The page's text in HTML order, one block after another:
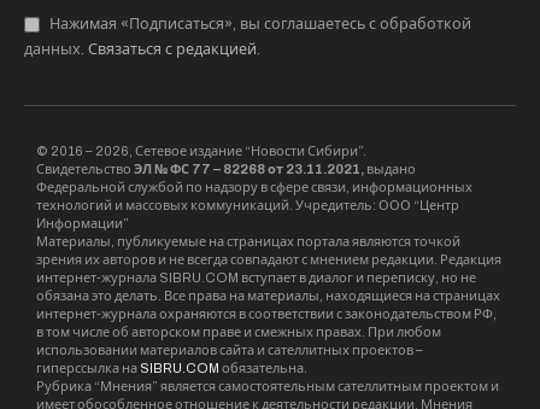
противостоять русофобии, защищать,
продвигать и расширять русский мир, русское
русского человека родилась снизу, но нашла
поддержку на всех уровнях, в частности, у
президента России.
Участие в учредительной конференции
движения «Мы есть русские» приняли
представители органов власти,
парламентарии, общественные деятели,